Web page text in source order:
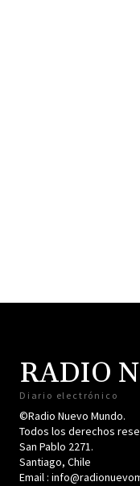
RADIO
Diario electrónico
©Radio Nuevo Mundo.
Todos los derechos
San Pablo 2271.
Santiago, Chile
Email :